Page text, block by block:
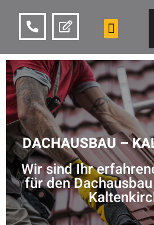
DACHAUSBAU –
Wir sind Ihr
für den